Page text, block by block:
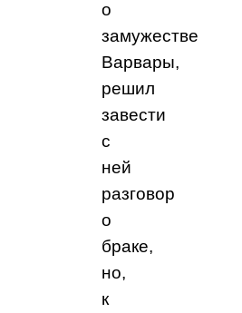
о
замужестве
Варвары,
решил
завести
с
ней
разговор
о
браке,
но,
к